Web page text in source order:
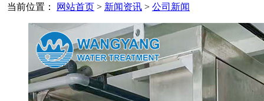
当前位置：
网站首页 > 新闻资讯 > 公司新闻